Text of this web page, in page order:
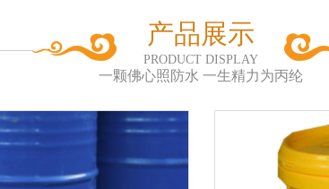
产品展示
PRODUCT DISPLAY
一颗佛心照防水 一生精力为丙纶